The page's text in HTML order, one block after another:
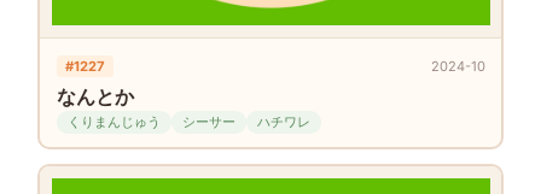
#1227 2024-10
なんとか
くりまんじゅう シーサー ハチワレ